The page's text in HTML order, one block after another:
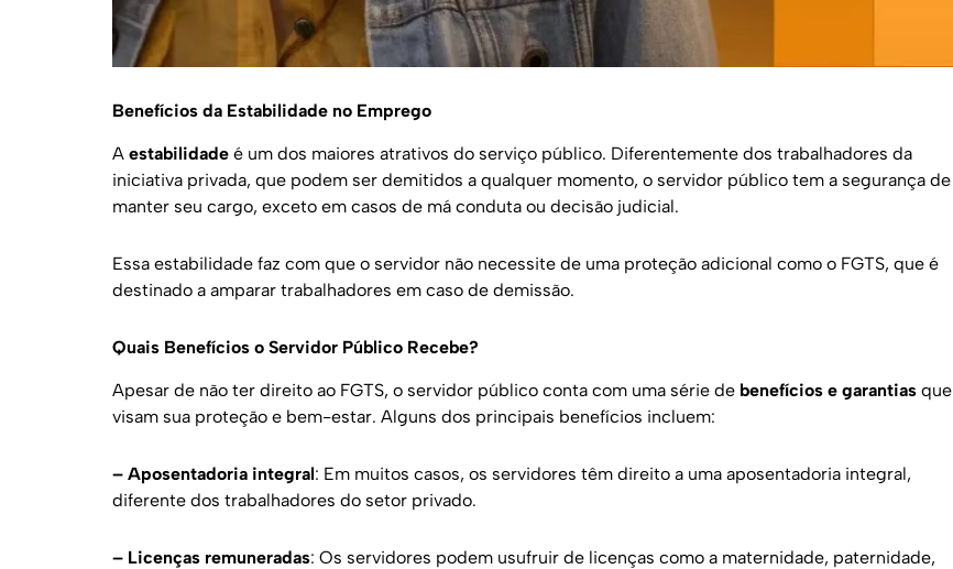
Benefícios da Estabilidade no Emprego
A estabilidade é um dos maiores atrativos do serviço público. Diferentemente dos trabalhadores da
iniciativa privada, que podem ser demitidos a qualquer momento, o servidor público tem a segurança de
manter seu cargo, exceto em casos de má conduta ou decisão judicial.
Essa estabilidade faz com que o servidor não necessite de uma proteção adicional como o FGTS, que é
destinado a amparar trabalhadores em caso de demissão.
Quais Benefícios o Servidor Público Recebe?
Apesar de não ter direito ao FGTS, o servidor público conta com uma série de benefícios e garantias que
visam sua proteção e bem-estar. Alguns dos principais benefícios incluem:
– Aposentadoria integral: Em muitos casos, os servidores têm direito a uma aposentadoria integral,
diferente dos trabalhadores do setor privado.
– Licenças remuneradas: Os servidores podem usufruir de licenças como a maternidade, paternidade,